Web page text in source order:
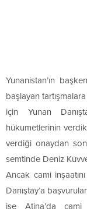
Yunanistan’ın
başlayan
için Yunan
hükumetlerinin
verdiği onaydan
semtinde Deniz
Ancak cami
Danıştay’a
ise Atina’da